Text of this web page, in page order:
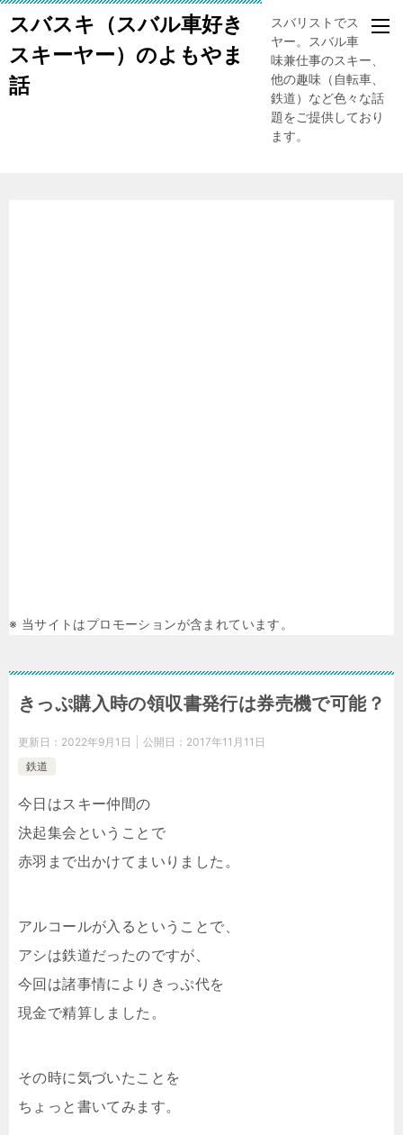
スバスキ（スバル車好き
スキーヤー）のよもやま
話
スバリストでスキー
ヤー。スバル車、趣
味兼仕事のスキー、
他の趣味（自転車、
鉄道）など色々な話
題をご提供しており
ます。
※ 当サイトはプロモーションが含まれています。
きっぷ購入時の領収書発行は券売機で可能？
更新日： 2022年9月1日 公開日： 2017年11月11日
鉄道
今日はスキー仲間の
決起集会ということで
赤羽まで出かけてまいりました。
アルコールが入るということで、
アシは鉄道だったのですが、
今回は諸事情によりきっぷ代を
現金で精算しました。
その時に気づいたことを
ちょっと書いてみます。